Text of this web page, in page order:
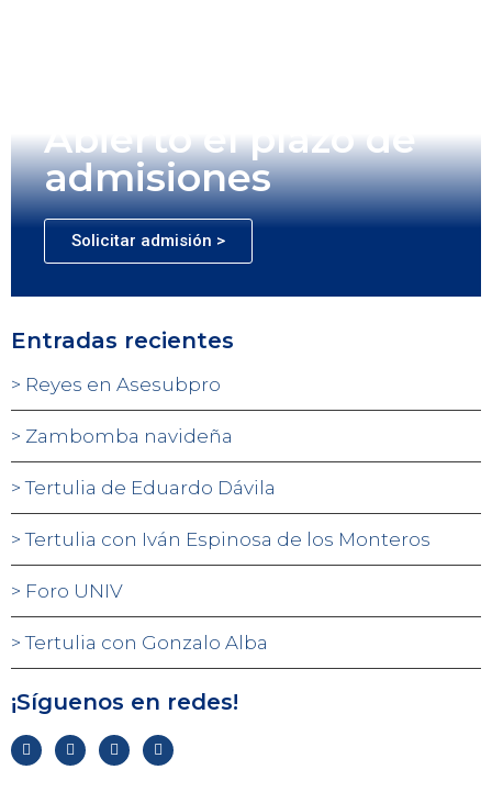
Abierto el plazo de
admisiones
Solicitar admisión >
Entradas recientes
Reyes en Asesubpro
Zambomba navideña
Tertulia de Eduardo Dávila
Tertulia con Iván Espinosa de los Monteros
Foro UNIV
Tertulia con Gonzalo Alba
¡Síguenos en redes!